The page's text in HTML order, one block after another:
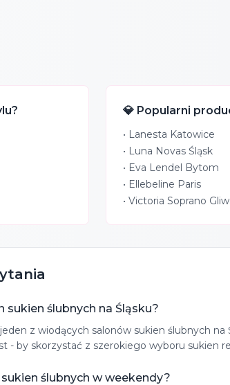
💎 Popularni
• Lanesta Katowice
• Luna Novas Śląsk
• Eva Lendel Bytom
• Ellebeline Paris
• Victoria Soprano
sukien ślubnych na Śląsku?
z wiodących salonów sukien ślubnych
- by skorzystać z szerokiego wyboru sukien
ślubnych w weekendy?